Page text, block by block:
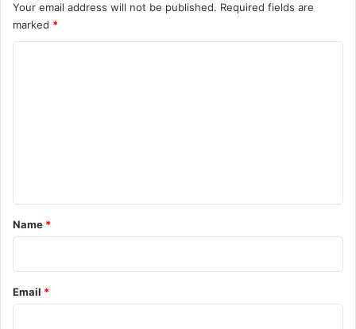
Your email address will not be published. Required fields are
marked *
*
Name *
Email *